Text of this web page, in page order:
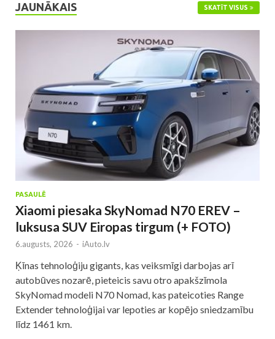
JAUNĀKAIS SKATĪT VISUS
PASAULĒ
Xiaomi piesaka SkyNomad N70 EREV –
luksusa SUV Eiropas tirgum (+ FOTO)
6.augusts, 2026 - iAuto.lv
Ķīnas tehnoloģiju gigants, kas veiksmīgi darbojas arī
autobūves nozarē, pieteicis savu otro apakšzīmola
SkyNomad modeli N70 Nomad, kas pateicoties Range
Extender tehnoloģijai var lepoties ar kopējo sniedzamību
līdz 1461 km.